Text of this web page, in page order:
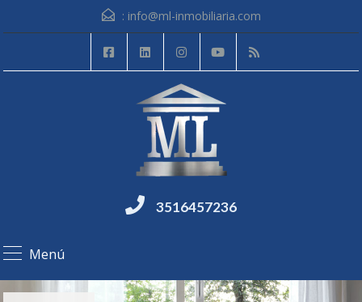
: info@ml-inmobiliaria.com
3516457236
Menú